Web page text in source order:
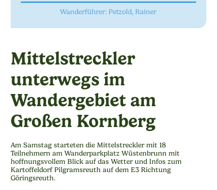
Mittelstreckler
unterwegs im
Wandergebiet am
Großen Kornberg
Am Samstag starteten die Mittelstreckler mit 18
Teilnehmern am Wanderparkplatz Wüstenbrunn mit
hoffnungsvollem Blick auf das Wetter und Infos zum
Kartoffeldorf Pilgramsreuth auf dem E3 Richtung
Göringsreuth.
Wanderführer: Petzold, Rainer